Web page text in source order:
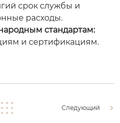
срок службы и
расходы.
стандартам:
и сертификациям.
Следующий